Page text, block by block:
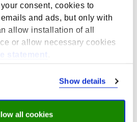
consent, cookies to
and ads, but only with
allow installation of all
or allow necessary cookies
statement
Show details
all cookies